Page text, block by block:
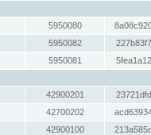
5950080
5950082
5950081
42900201
42700202
42900100